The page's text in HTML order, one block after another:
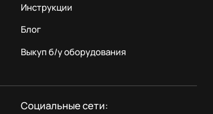
Инструкции
Блог
Выкуп б/у оборудования
Социальные сети: